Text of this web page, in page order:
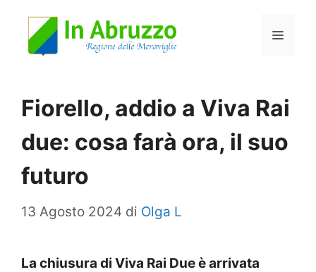
Menu
Fiorello, addio a Viva Rai
due: cosa farà ora, il suo
futuro
13 Agosto 2024 di Olga L
La chiusura di Viva Rai Due è arrivata